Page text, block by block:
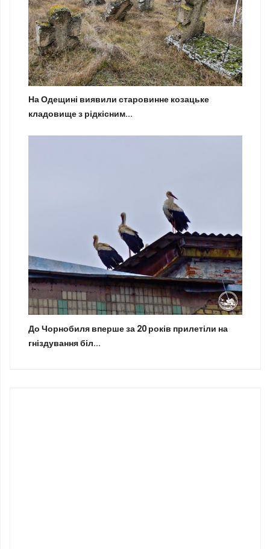
На Одещині виявили старовинне козацьке
кладовище з рідкісним...
До Чорнобиля вперше за 20 років прилетіли на
гніздування біл...